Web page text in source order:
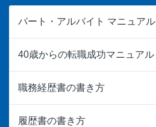
パート・アルバイト マニュアル
40歳からの転職成功マニュアル
職務経歴書の書き方
履歴書の書き方